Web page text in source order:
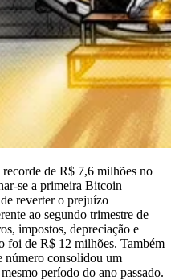
de R$ 7,6 milhões no
se a primeira Bitcoin
reverter o prejuízo
ao segundo trimestre de
impostos, depreciação e
foi de R$ 12 milhões. Também
número consolidou um
período do ano passado.